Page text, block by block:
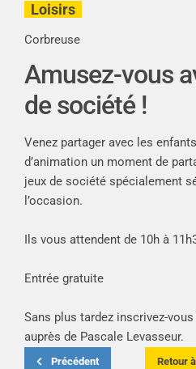
Loisirs
Corbreuse
Amusez-vous
de société !
Venez partager avec les
d’animation un moment de
jeux de société spécialement
l’occasion.
Ils vous attendent de 10h à
Entrée gratuite
Sans plus tardez inscrivez-vous
auprès de Pascale Levasseur.
Précédent Retour